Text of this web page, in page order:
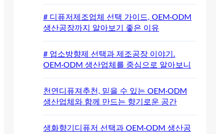
# 디퓨저제조업체 선택 가이드, OEM·ODM
생산공장까지 알아보기 좋은 이유
# 업소방향제 선택과 제조공장 이야기.
OEM·ODM 생산업체를 중심으로 알아보니
천연디퓨져추천, 믿을 수 있는 OEM·ODM
생산업체와 함께 만드는 향기로운 공간
생화향기디퓨저 선택과 OEM·ODM 생산공